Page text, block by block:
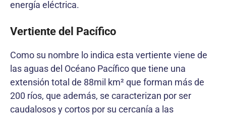
energía eléctrica.
Vertiente del Pacífico
Como su nombre lo indica esta vertiente viene de
las aguas del Océano Pacífico que tiene una
extensión total de 88mil km² que forman más de
200 ríos, que además, se caracterizan por ser
caudalosos y cortos por su cercanía a las